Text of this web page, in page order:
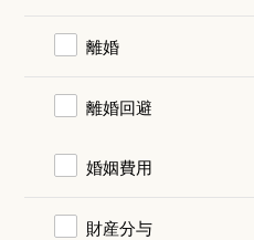
離婚
離婚回避
婚姻費用
財産分与